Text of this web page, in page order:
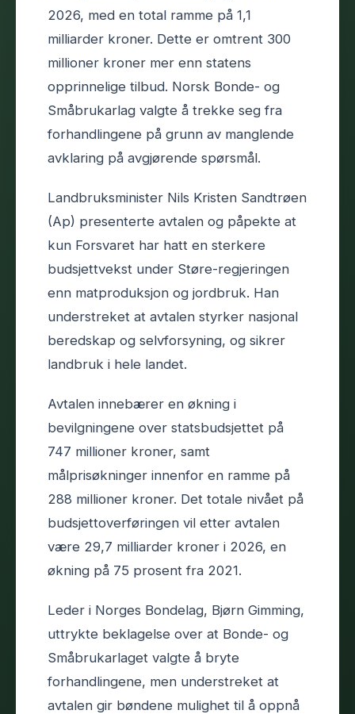
2026, med en total ramme på 1,1
milliarder kroner. Dette er omtrent 300
millioner kroner mer enn statens
opprinnelige tilbud. Norsk Bonde- og
Småbrukarlag valgte å trekke seg fra
forhandlingene på grunn av manglende
avklaring på avgjørende spørsmål.
Landbruksminister Nils Kristen Sandtrøen
(Ap) presenterte avtalen og påpekte at
kun Forsvaret har hatt en sterkere
budsjettvekst under Støre-regjeringen
enn matproduksjon og jordbruk. Han
understreket at avtalen styrker nasjonal
beredskap og selvforsyning, og sikrer
landbruk i hele landet.
Avtalen innebærer en økning i
bevilgningene over statsbudsjettet på
747 millioner kroner, samt
målprisøkninger innenfor en ramme på
288 millioner kroner. Det totale nivået på
budsjettoverføringen vil etter avtalen
være 29,7 milliarder kroner i 2026, en
økning på 75 prosent fra 2021.
Leder i Norges Bondelag, Bjørn Gimming,
uttrykte beklagelse over at Bonde- og
Småbrukarlaget valgte å bryte
forhandlingene, men understreket at
avtalen gir bøndene mulighet til å oppnå